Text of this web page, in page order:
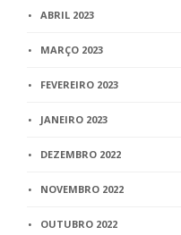
ABRIL 2023
MARÇO 2023
FEVEREIRO 2023
JANEIRO 2023
DEZEMBRO 2022
NOVEMBRO 2022
OUTUBRO 2022